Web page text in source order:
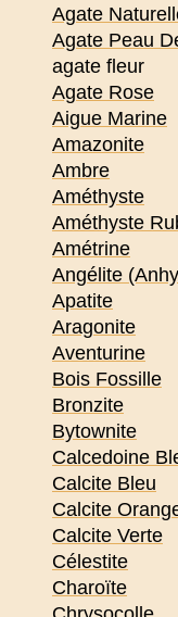
Agate
Agate Peau
agate fleur
Agate Rose
Aigue Marine
Amazonite
Ambre
Améthyste
Améthyste
Amétrine
Angélite
Apatite
Aragonite
Aventurine
Bois Fossille
Bronzite
Bytownite
Calcedoine
Calcite Bleu
Calcite
Calcite Verte
Célestite
Charoïte